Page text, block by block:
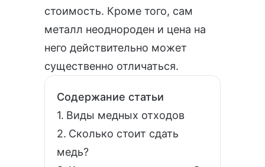
стоимость. Кроме того, сам
металл неоднороден и цена на
него действительно может
существенно отличаться.
Содержание статьи
Виды медных отходов
Сколько стоит сдать
медь?